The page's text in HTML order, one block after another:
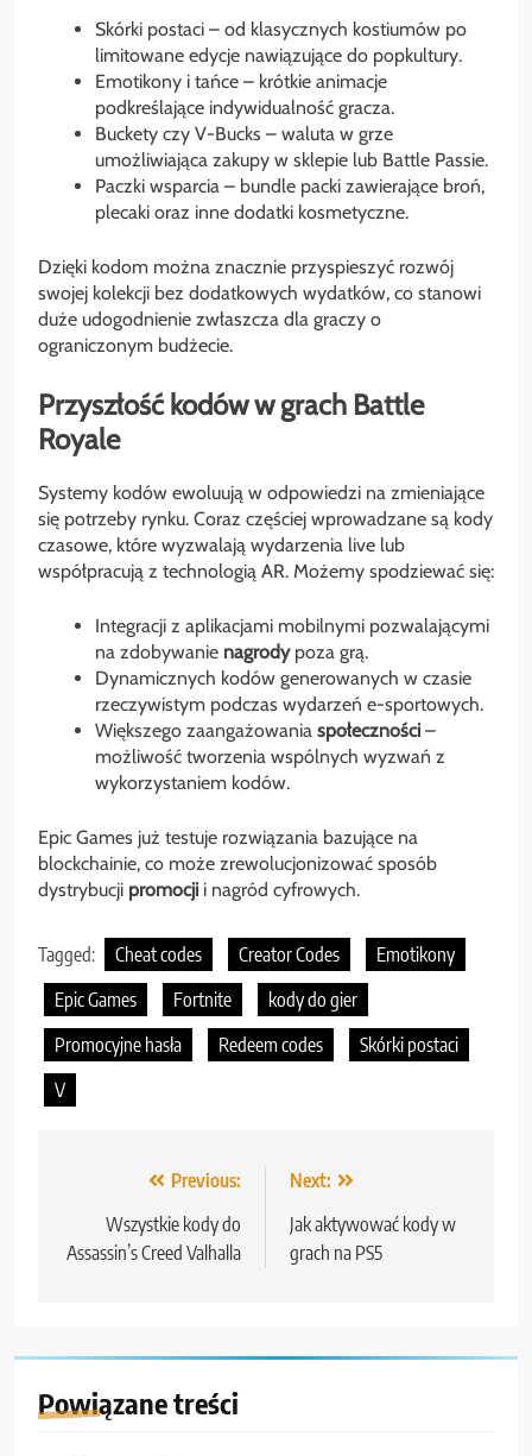
Skórki postaci – od klasycznych kostiumów po
limitowane edycje nawiązujące do popkultury.
Emotikony i tańce – krótkie animacje
podkreślające indywidualność gracza.
Buckety czy V-Bucks – waluta w grze
umożliwiająca zakupy w sklepie lub Battle Passie.
Paczki wsparcia – bundle packi zawierające broń,
plecaki oraz inne dodatki kosmetyczne.
Dzięki kodom można znacznie przyspieszyć rozwój
swojej kolekcji bez dodatkowych wydatków, co stanowi
duże udogodnienie zwłaszcza dla graczy o
ograniczonym budżecie.
Przyszłość kodów w grach Battle
Royale
Systemy kodów ewoluują w odpowiedzi na zmieniające
się potrzeby rynku. Coraz częściej wprowadzane są kody
czasowe, które wyzwalają wydarzenia live lub
współpracują z technologią AR. Możemy spodziewać się:
Integracji z aplikacjami mobilnymi pozwalającymi
na zdobywanie nagrodypoza grą.
Dynamicznych kodów generowanych w czasie
rzeczywistym podczas wydarzeń e-sportowych.
Większego zaangażowania społeczności –
możliwość tworzenia wspólnych wyzwań z
wykorzystaniem kodów.
Epic Games już testuje rozwiązania bazujące na
blockchainie, co może zrewolucjonizować sposób
dystrybucji promocji i nagród cyfrowych.
Tagged: Cheat codes Creator Codes
Emotikony
Epic Games
Fortnite
kody do gier
Promocyjne hasła
Redeem codes
Skórki postaci
V
Nawigacja
wpisu
Previous:
Wszystkie kody do
Assassin’s Creed Valhalla
Next:
Jak aktywować kody w
grach na PS5
Powiązane treści